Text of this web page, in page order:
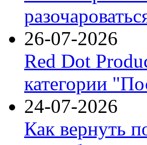
26-07-2026
Red Dot
категории
24-07-2026
Как вернуть